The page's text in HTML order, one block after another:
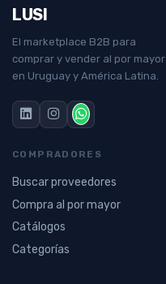
LUSI
El marketplace B2B para
comprar y vender al por mayor
en Uruguay y América Latina.
COMPRADORES
Buscar proveedores
Compra al por mayor
Catálogos
Categorías